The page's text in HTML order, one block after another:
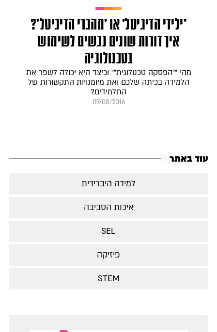
'ילידי הדיגיטל' או 'מהגרי הדיגיטל'?
איך דורות שונים נגשים לשימוש
בטכנולוגיה
מהי ""הפסקה טכנולוגית"" וכיצד היא יכולה לשפר את
הלמידה בכיתה שלכם ואת מיומנויות התקשורות של
התלמידים?
09/08/2016
עוד באתר
למידה היברידית
איכות הסביבה
SEL
פיזיקה
STEM